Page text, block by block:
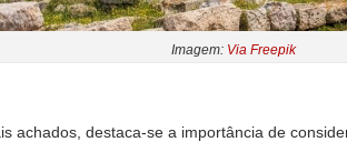
Imagem: Via Freepik
achados, destaca-se a importância de